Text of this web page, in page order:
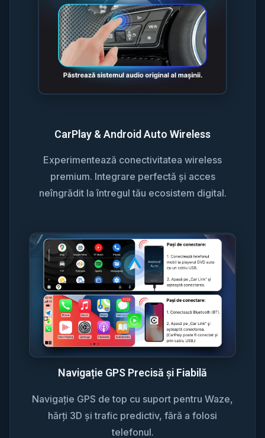
CarPlay & Android Auto Wireless
Experimentează conectivitatea wireless
premium. Integrare perfectă și acces
neîngrădit la întregul tău ecosistem digital.
Navigație GPS Precisă și Fiabilă
Navigație GPS de top cu suport pentru Waze,
hărți 3D și trafic predictiv, fără a folosi
telefonul.